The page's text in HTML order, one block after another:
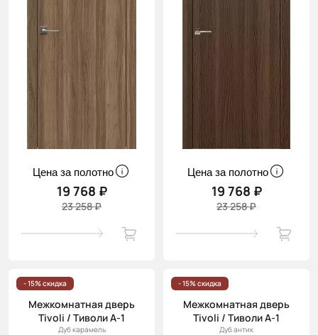
Цена за полотно
19 768 ₽
23 258 ₽
Цена за полотно
19 768 ₽
23 258 ₽
- 15% скидка
Межкомнатная дверь
Tivoli / Тиволи А-1
Дуб карамель
- 15% скидка
Межкомнатная дверь
Tivoli / Тиволи А-1
Дуб антик